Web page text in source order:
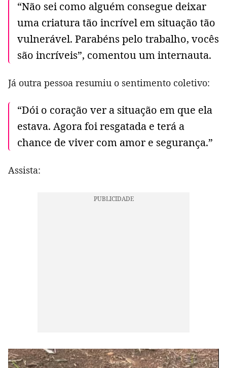
“Não sei como alguém consegue deixar
uma criatura tão incrível em situação tão
vulnerável. Parabéns pelo trabalho, vocês
são incríveis”, comentou um internauta.
Já outra pessoa resumiu o sentimento coletivo:
“Dói o coração ver a situação em que ela
estava. Agora foi resgatada e terá a
chance de viver com amor e segurança.”
Assista: